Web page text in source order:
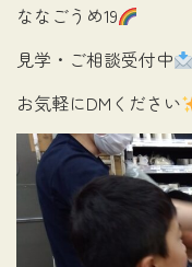
ななごうめ19
見学・ご相談受付中
お気軽にDMください